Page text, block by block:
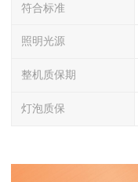
符合标准
照明光源
整机质保期
灯泡质保